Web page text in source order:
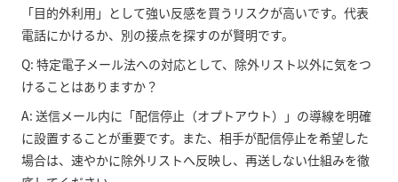
「目的外利用」として強い反感を買うリスクが高いです。代表
電話にかけるか、別の接点を探すのが賢明です。
Q: 特定電子メール法への対応として、除外リスト以外に気をつ
けることはありますか？
A: 送信メール内に「配信停止（オプトアウト）」の導線を明確
に設置することが重要です。また、相手が配信停止を希望した
場合は、速やかに除外リストへ反映し、再送しない仕組みを徹